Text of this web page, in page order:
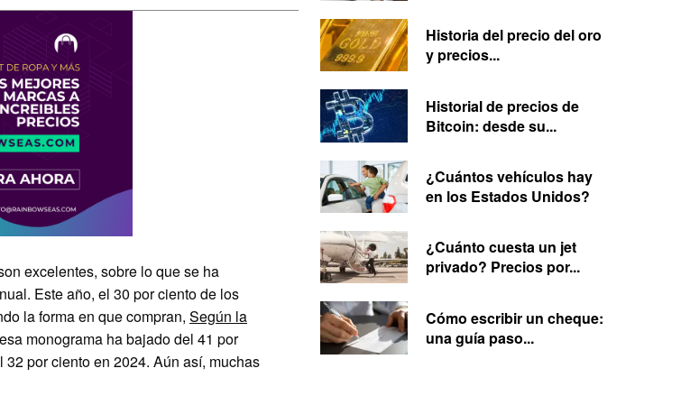
excelentes, sobre lo que se ha
Este año, el 30 por ciento de los
la forma en que compran, Según la
monograma ha bajado del 41 por
por ciento en 2024. Aún así, muchas
Historia del precio del oro
y precios...
Historial de precios de
Bitcoin: desde su...
¿Cuántos vehículos hay
en los Estados Unidos?
¿Cuánto cuesta un jet
privado? Precios por...
Cómo escribir un cheque:
una guía paso...